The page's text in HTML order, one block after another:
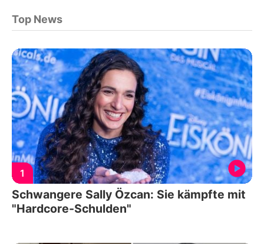
Top News
1
Schwangere Sally Özcan: Sie kämpfte mit
"Hardcore-Schulden"